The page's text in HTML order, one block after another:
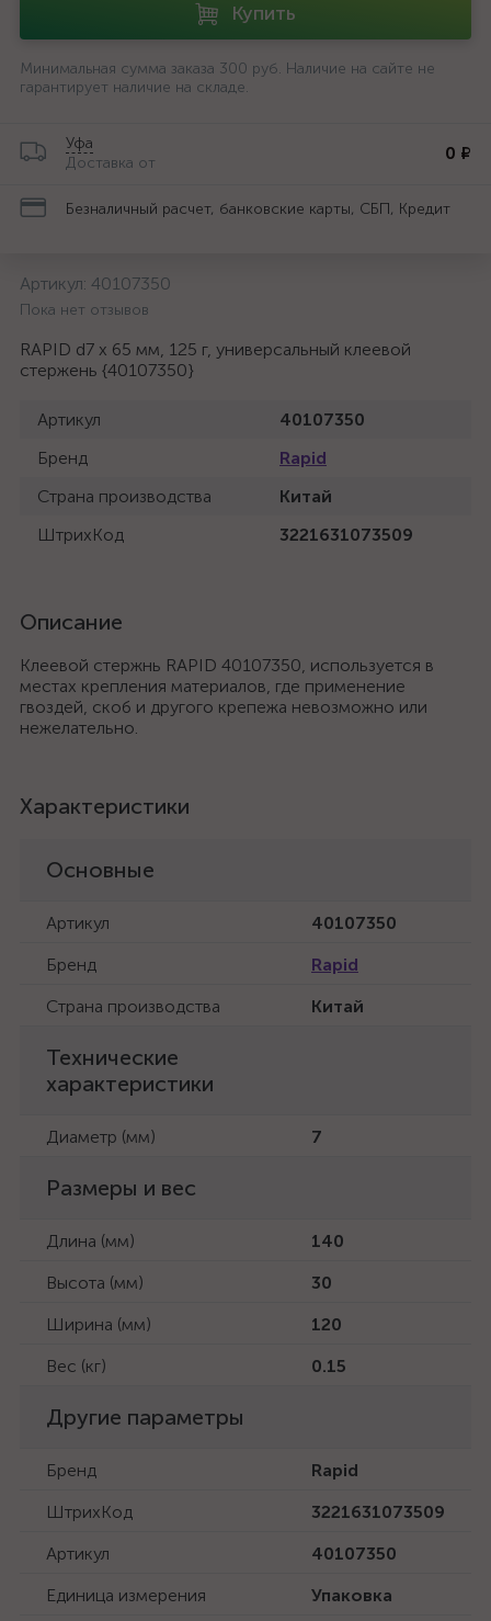
Купить
Минимальная сумма заказа 300 руб. Наличие на сайте не
гарантирует наличие на складе.
Уфа
Доставка от
0 ₽
Безналичный расчет, банковские карты, СБП, Кредит
Артикул: 40107350
Пока нет отзывов
RAPID d7 x 65 мм, 125 г, универсальный клеевой
стержень {40107350}
Артикул
40107350
Бренд
Rapid
Страна производства
Китай
ШтрихКод
3221631073509
Описание
Клеевой стержнь RAPID 40107350, используется в
местах крепления материалов, где применение
гвоздей, скоб и другого крепежа невозможно или
нежелательно.
Характеристики
Основные
Артикул
40107350
Бренд
Rapid
Страна производства
Китай
Технические
характеристики
Диаметр (мм) 7
Размеры и вес
Длина (мм)
140
Высота (мм)
30
Ширина (мм)
120
Вес (кг)
0.15
Другие параметры
Бренд
Rapid
ШтрихКод
3221631073509
Артикул
40107350
Единица измерения
Упаковка